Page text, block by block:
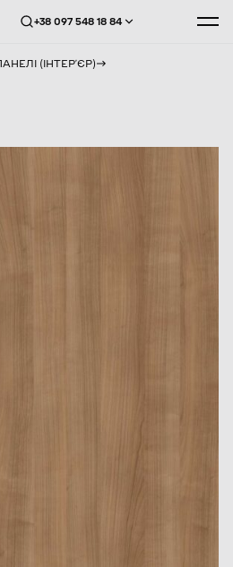
+38 097 548 18 84
(ІНТЕРʼЄР)